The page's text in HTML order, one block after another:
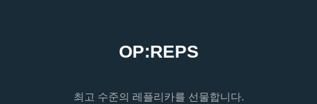
OP:REPS
최고 수준의 레플리카를 선물합니다.